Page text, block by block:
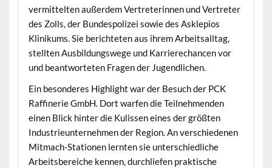
vermittelten außerdem Vertreterinnen und Vertreter
des Zolls, der Bundespolizei sowie des Asklepios
Klinikums. Sie berichteten aus ihrem Arbeitsalltag,
stellten Ausbildungswege und Karrierechancen vor
und beantworteten Fragen der Jugendlichen.
Ein besonderes Highlight war der Besuch der PCK
Raffinerie GmbH. Dort warfen die Teilnehmenden
einen Blick hinter die Kulissen eines der größten
Industrieunternehmen der Region. An verschiedenen
Mitmach-Stationen lernten sie unterschiedliche
Arbeitsbereiche kennen, durchliefen praktische